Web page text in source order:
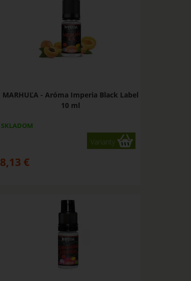
MARHUĽA - Aróma Imperia Black Label
10 ml
SKLADOM
Varianty
8,13 €